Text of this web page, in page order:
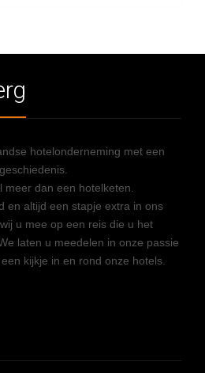
hotelonderneming met een
dan een hotelketen.
en altijd een stapje extra in ons
u mee op een reis die u het
laten u meedelen in onze passie
kijkje in en rond onze hotels.